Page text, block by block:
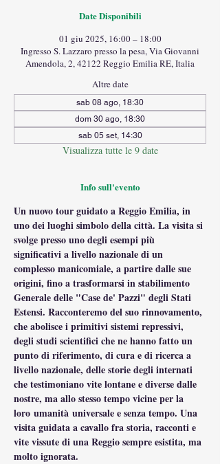
Date Disponibili
01 giu 2025, 16:00 – 18:00
Ingresso S. Lazzaro presso la pesa, Via Giovanni
Amendola, 2, 42122 Reggio Emilia RE, Italia
Altre date
sab 08 ago, 18:30
dom 30 ago, 18:30
sab 05 set, 14:30
Visualizza tutte le 9 date
Info sull'evento
Un nuovo tour guidato a Reggio Emilia, in
uno dei luoghi simbolo della città. La visita si
svolge presso uno degli esempi più
significativi a livello nazionale di un
complesso manicomiale, a partire dalle sue
origini, fino a trasformarsi in stabilimento
Generale delle "Case de' Pazzi" degli Stati
Estensi. Racconteremo del suo rinnovamento,
che abolisce i primitivi sistemi repressivi,
degli studi scientifici che ne hanno fatto un
punto di riferimento, di cura e di ricerca a
livello nazionale, delle storie degli internati
che testimoniano vite lontane e diverse dalle
nostre, ma allo stesso tempo vicine per la
loro umanità universale e senza tempo. Una
visita guidata a cavallo fra storia, racconti e
vite vissute di una Reggio sempre esistita, ma
molto ignorata.